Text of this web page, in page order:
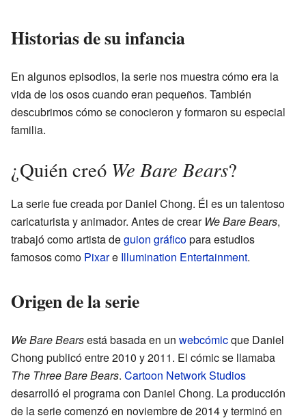
Historias de su infancia
En algunos episodios, la serie nos muestra cómo era la
vida de los osos cuando eran pequeños. También
descubrimos cómo se conocieron y formaron su especial
familia.
¿Quién creó We Bare Bears?
La serie fue creada por Daniel Chong. Él es un talentoso
caricaturista y animador. Antes de crear We Bare Bears,
trabajó como artista deguion gráficopara estudios
famosos como Pixare Illumination Entertainment.
Origen de la serie
We Bare Bearsestá basada en un webcómicque Daniel
Chong publicó entre 2010 y 2011. El cómic se llamaba
The Three Bare Bears. Cartoon Network Studios
desarrolló el programa con Daniel Chong. La producción
de la serie comenzó en noviembre de 2014 y terminó en